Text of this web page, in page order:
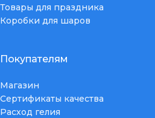
Товары для праздника
Коробки для шаров
Покупателям
Магазин
Сертификаты качества
Расход гелия